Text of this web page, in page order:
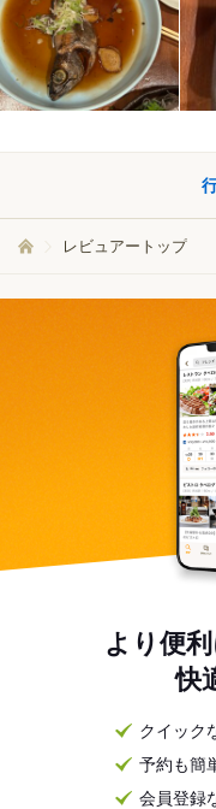
レビュアートップ
より便
快
クイック
予約も簡
会員登録